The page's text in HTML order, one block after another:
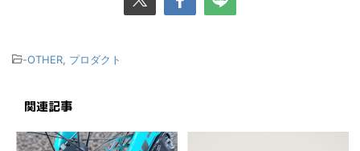
-OTHER プロダクト
関連記事